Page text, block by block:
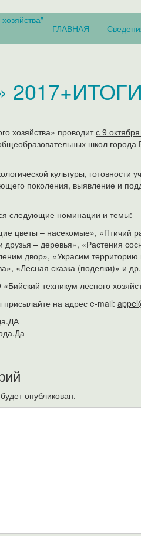
ГЛАВНАЯ
2017+ИТОГИ
хозяйства» проводитс 9
школ
культуры, готовности
поколения, выявление и
следующие номинации и темы:
цветы – насекомые», «Птичий
– деревья», «Растения
двор», «Украсим
«Лесная сказка (поделки)» и
техникум лесного
на адрес e-mail:
опубликован.